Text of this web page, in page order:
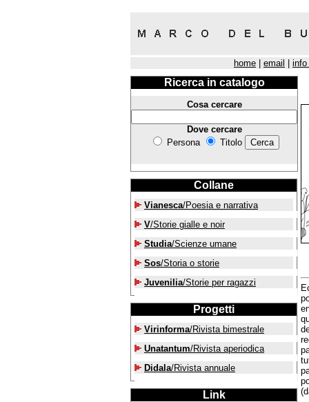
home email info
Ricerca in catalogo
Cosa cercare
Dove cercare
Persona
Titolo
Collane
Vianesca/Poesia e narrativa
V/Storie gialle e noir
Studia/Scienze umane
Sos/Storia o storie
Juvenilia/Storie per ragazzi
Progetti
Virinforma/Rivista bimestrale
Unatantum/Rivista aperiodica
Didala/Rivista annuale
Link